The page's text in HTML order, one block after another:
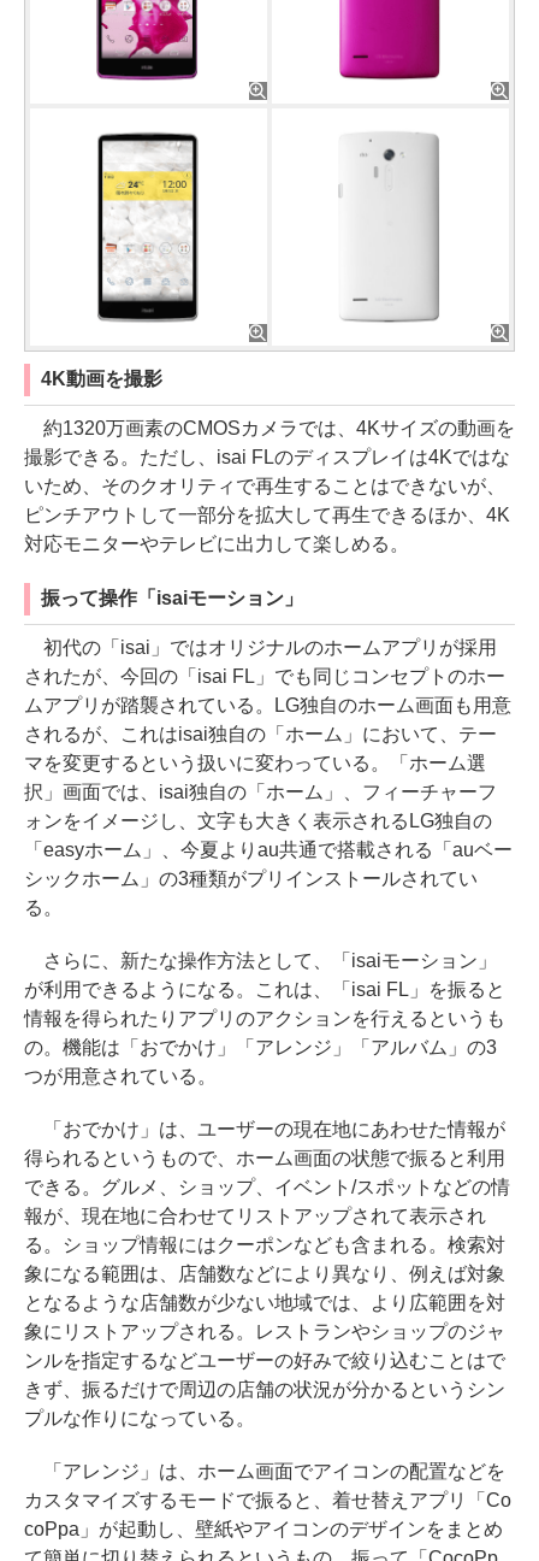
4K動画を撮影
約1320万画素のCMOSカメラでは、4Kサイズの動画を
撮影できる。ただし、isai FLのディスプレイは4Kではな
いため、そのクオリティで再生することはできないが、
ピンチアウトして一部分を拡大して再生できるほか、4K
対応モニターやテレビに出力して楽しめる。
振って操作「isaiモーション」
初代の「isai」ではオリジナルのホームアプリが採用
されたが、今回の「isai FL」でも同じコンセプトのホー
ムアプリが踏襲されている。LG独自のホーム画面も用意
されるが、これはisai独自の「ホーム」において、テー
マを変更するという扱いに変わっている。「ホーム選
択」画面では、isai独自の「ホーム」、フィーチャーフ
ォンをイメージし、文字も大きく表示されるLG独自の
「easyホーム」、今夏よりau共通で搭載される「auベー
シックホーム」の3種類がプリインストールされてい
る。
さらに、新たな操作方法として、「isaiモーション」
が利用できるようになる。これは、「isai FL」を振ると
情報を得られたりアプリのアクションを行えるというも
の。機能は「おでかけ」「アレンジ」「アルバム」の3
つが用意されている。
「おでかけ」は、ユーザーの現在地にあわせた情報が
得られるというもので、ホーム画面の状態で振ると利用
できる。グルメ、ショップ、イベント/スポットなどの情
報が、現在地に合わせてリストアップされて表示され
る。ショップ情報にはクーポンなども含まれる。検索対
象になる範囲は、店舗数などにより異なり、例えば対象
となるような店舗数が少ない地域では、より広範囲を対
象にリストアップされる。レストランやショップのジャ
ンルを指定するなどユーザーの好みで絞り込むことはで
きず、振るだけで周辺の店舗の状況が分かるというシン
プルな作りになっている。
「アレンジ」は、ホーム画面でアイコンの配置などを
カスタマイズするモードで振ると、着せ替えアプリ「Co
coPpa」が起動し、壁紙やアイコンのデザインをまとめ